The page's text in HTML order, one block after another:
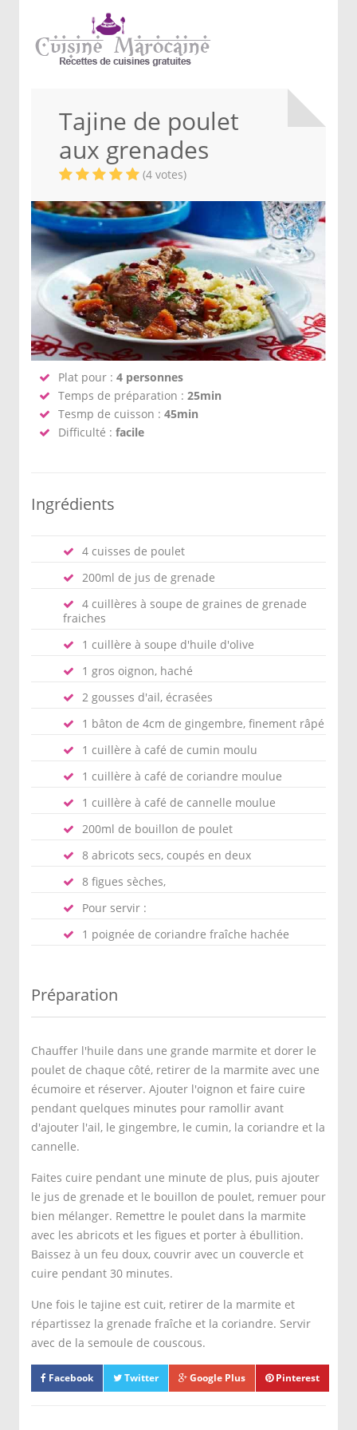
Tajine de poulet
aux grenades
(4 votes)
Plat pour : 4 personnes
Temps de préparation : 25min
Tesmp de cuisson : 45min
Difficulté : facile
Ingrédients
4 cuisses de poulet
200ml de jus de grenade
4 cuillères à soupe de graines de grenade
fraiches
1 cuillère à soupe d'huile d'olive
1 gros oignon, haché
2 gousses d'ail, écrasées
1 bâton de 4cm de gingembre, finement râpé
1 cuillère à café de cumin moulu
1 cuillère à café de coriandre moulue
1 cuillère à café de cannelle moulue
200ml de bouillon de poulet
8 abricots secs, coupés en deux
8 figues sèches,
Pour servir :
1 poignée de coriandre fraîche hachée
Préparation
Chauffer l'huile dans une grande marmite et dorer le
poulet de chaque côté, retirer de la marmite avec une
écumoire et réserver. Ajouter l'oignon et faire cuire
pendant quelques minutes pour ramollir avant
d'ajouter l'ail, le gingembre, le cumin, la coriandre et la
cannelle.
Faites cuire pendant une minute de plus, puis ajouter
le jus de grenade et le bouillon de poulet, remuer pour
bien mélanger. Remettre le poulet dans la marmite
avec les abricots et les figues et porter à ébullition.
Baissez à un feu doux, couvrir avec un couvercle et
cuire pendant 30 minutes.
Une fois le tajine est cuit, retirer de la marmite et
répartissez la grenade fraîche et la coriandre. Servir
avec de la semoule de couscous.
Facebook Twitter Google Plus Pinterest